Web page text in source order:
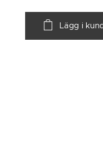
Lägg i